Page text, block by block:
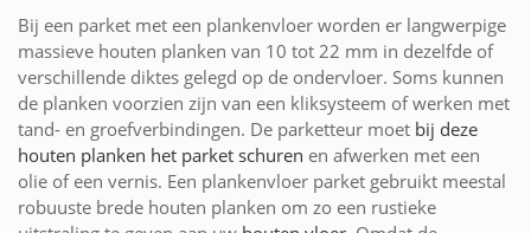
Bij een parket met een plankenvloer worden er langwerpige
massieve houten planken van 10 tot 22 mm in dezelfde of
verschillende diktes gelegd op de ondervloer. Soms kunnen
de planken voorzien zijn van een kliksysteem of werken met
tand- en groefverbindingen. De parketteur moet bij deze
houten planken het parket schuren en afwerken met een
olie of een vernis. Een plankenvloer parket gebruikt meestal
robuuste brede houten planken om zo een rustieke